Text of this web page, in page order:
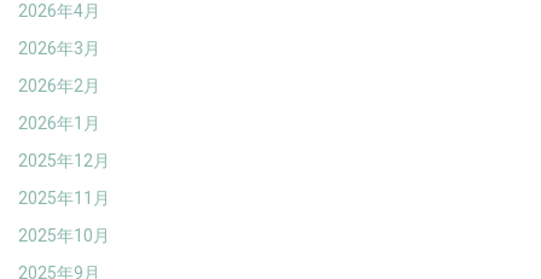
2026年4月
2026年3月
2026年2月
2026年1月
2025年12月
2025年11月
2025年10月
2025年9月